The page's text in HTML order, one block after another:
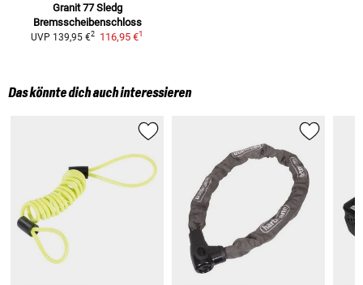
Granit 77 Sledg
Bremsscheibenschloss
UVP 139,95 €2 116,95 €1
Das könnte dich auch interessieren